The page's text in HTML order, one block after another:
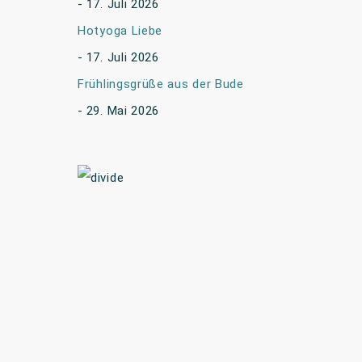
17. Juli 2026
Hotyoga Liebe
17. Juli 2026
Frühlingsgrüße aus der Bude
29. Mai 2026